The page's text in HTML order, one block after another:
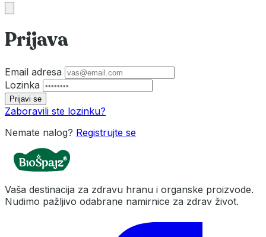
Prijava
Email adresa
Lozinka
Prijavi se
Zaboravili ste lozinku?
Nemate nalog? Registrujte se
Vaša destinacija za zdravu hranu i organske proizvode.
Nudimo pažljivo odabrane namirnice za zdrav život.